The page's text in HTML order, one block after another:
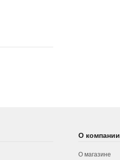
О компании
О магазине